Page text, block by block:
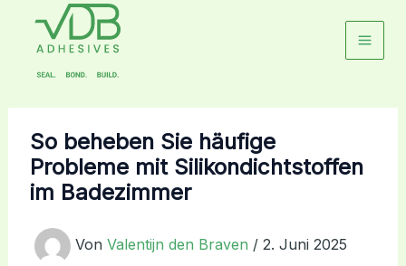
So beheben Sie häufige
Probleme mit Silikondichtstoffen
im Badezimmer
Von Valentijn den Braven / 2. Juni 2025